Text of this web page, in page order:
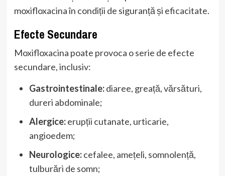
moxifloxacina în condiții de siguranță și eficacitate.
Efecte Secundare
Moxifloxacina poate provoca o serie de efecte
secundare, inclusiv:
Gastrointestinale:diaree, greață, vărsături,
dureri abdominale;
Alergice:erupții cutanate, urticarie,
angioedem;
Neurologice:cefalee, amețeli, somnolență,
tulburări de somn;